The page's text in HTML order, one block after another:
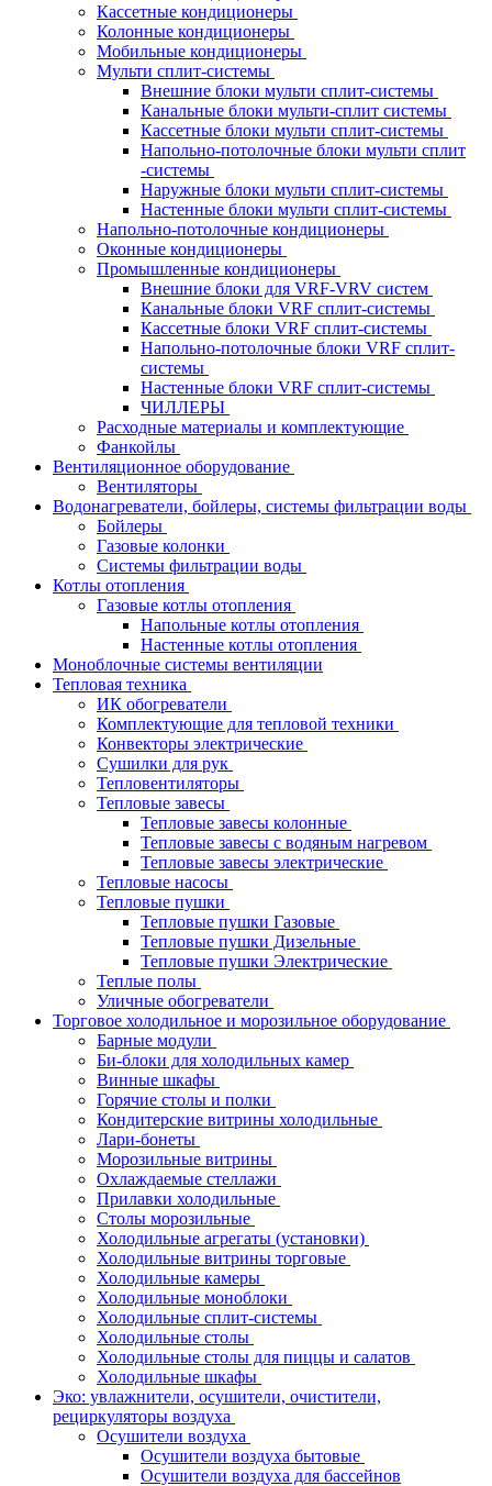
Кассетные кондиционеры
Колонные кондиционеры
Мобильные кондиционеры
Мульти сплит-системы
Внешние блоки мульти сплит-системы
Канальные блоки мульти-сплит системы
Кассетные блоки мульти сплит-системы
Напольно-потолочные блоки мульти сплит
-системы
Наружные блоки мульти сплит-системы
Настенные блоки мульти сплит-системы
Напольно-потолочные кондиционеры
Оконные кондиционеры
Промышленные кондиционеры
Внешние блоки для VRF-VRV систем
Канальные блоки VRF сплит-системы
Кассетные блоки VRF сплит-системы
Напольно-потолочные блоки VRF сплит-
системы
Настенные блоки VRF сплит-системы
ЧИЛЛЕРЫ
Расходные материалы и комплектующие
Фанкойлы
Вентиляционное оборудование
Вентиляторы
Водонагреватели, бойлеры, системы фильтрации воды
Бойлеры
Газовые колонки
Системы фильтрации воды
Котлы отопления
Газовые котлы отопления
Напольные котлы отопления
Настенные котлы отопления
Моноблочные системы вентиляции
Тепловая техника
ИК обогреватели
Комплектующие для тепловой техники
Конвекторы электрические
Сушилки для рук
Тепловентиляторы
Тепловые завесы
Тепловые завесы колонные
Тепловые завесы с водяным нагревом
Тепловые завесы электрические
Тепловые насосы
Тепловые пушки
Тепловые пушки Газовые
Тепловые пушки Дизельные
Тепловые пушки Электрические
Теплые полы
Уличные обогреватели
Торговое холодильное и морозильное оборудование
Барные модули
Би-блоки для холодильных камер
Винные шкафы
Горячие столы и полки
Кондитерские витрины холодильные
Лари-бонеты
Морозильные витрины
Охлаждаемые стеллажи
Прилавки холодильные
Столы морозильные
Холодильные агрегаты (установки)
Холодильные витрины торговые
Холодильные камеры
Холодильные моноблоки
Холодильные сплит-системы
Холодильные столы
Холодильные столы для пиццы и салатов
Холодильные шкафы
Эко: увлажнители, осушители, очистители,
рециркуляторы воздуха
Осушители воздуха
Осушители воздуха бытовые
Осушители воздуха для бассейнов